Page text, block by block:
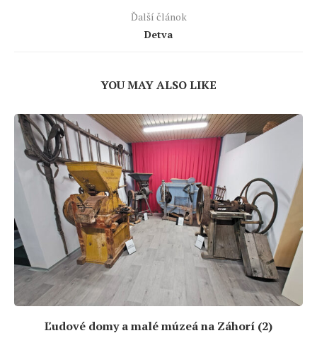
Ďalší článok
Detva
YOU MAY ALSO LIKE
Ľudové domy a malé múzeá na Záhorí (2)